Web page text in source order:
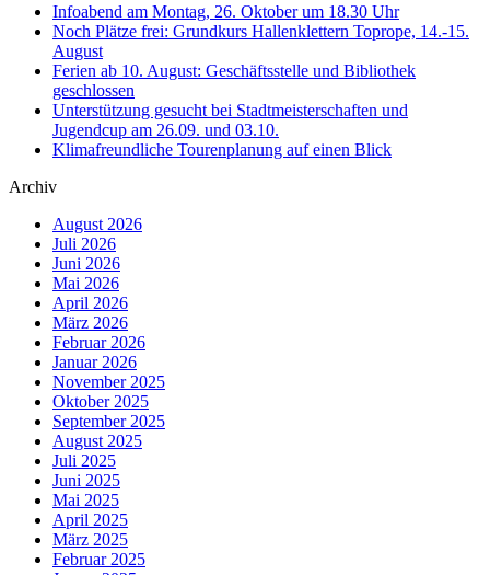
Infoabend am Montag, 26. Oktober um 18.30 Uhr
Noch Plätze frei: Grundkurs Hallenklettern Toprope, 14.-15.
August
Ferien ab 10. August: Geschäftsstelle und Bibliothek
geschlossen
Unterstützung gesucht bei Stadtmeisterschaften und
Jugendcup am 26.09. und 03.10.
Klimafreundliche Tourenplanung auf einen Blick
Archiv
August 2026
Juli 2026
Juni 2026
Mai 2026
April 2026
März 2026
Februar 2026
Januar 2026
November 2025
Oktober 2025
September 2025
August 2025
Juli 2025
Juni 2025
Mai 2025
April 2025
März 2025
Februar 2025